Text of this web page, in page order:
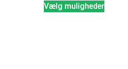
Vælg muligheder